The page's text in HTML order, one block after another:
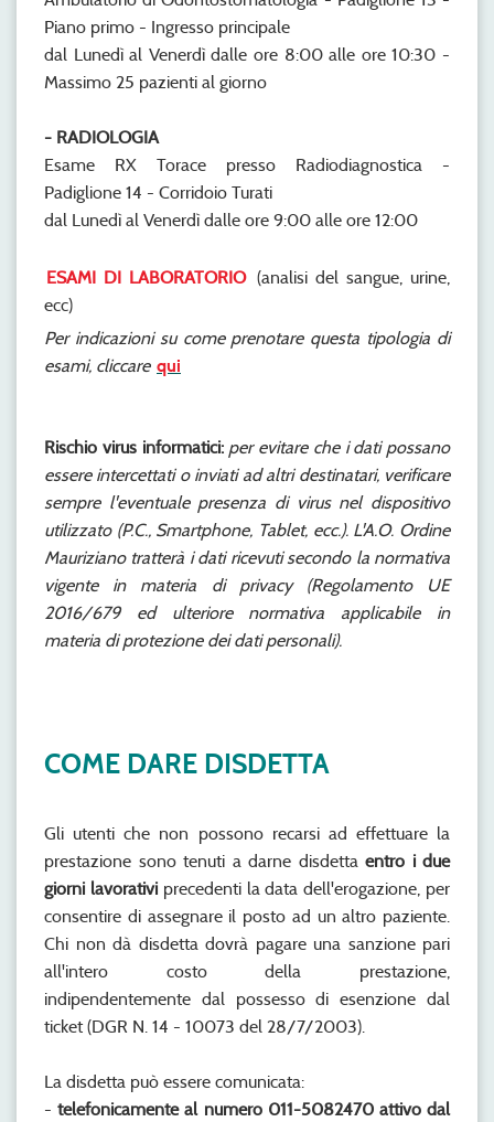
Piano primo - Ingresso principale
dal Lunedì al Venerdì dalle ore 8:00 alle ore 10:30 -
Massimo 25 pazienti al giorno
- RADIOLOGIA
Esame RX Torace presso Radiodiagnostica -
Padiglione 14 - Corridoio Turati
dal Lunedì al Venerdì dalle ore 9:00 alle ore 12:00
ESAMI DI LABORATORIO (analisi del sangue, urine,
ecc)
Per indicazioni su come prenotare questa tipologia di
esami, cliccare qui
Rischio virus informatici: per evitare che i dati possano
essere intercettati o inviati ad altri destinatari, verificare
sempre l'eventuale presenza di virus nel dispositivo
utilizzato (P.C., Smartphone, Tablet, ecc.). L'A.O. Ordine
Mauriziano tratterà i dati ricevuti secondo la normativa
vigente in materia di privacy (Regolamento UE
2016/679 ed ulteriore normativa applicabile in
materia di protezione dei dati personali).
COME DARE DISDETTA
Gli utenti che non possono recarsi ad effettuare la
prestazione sono tenuti a darne disdetta entro i due
giorni lavorativiprecedenti la data dell'erogazione, per
consentire di assegnare il posto ad un altro paziente.
Chi non dà disdetta dovrà pagare una sanzione pari
all'intero costo della prestazione,
indipendentemente dal possesso di esenzione dal
ticket (DGR N. 14 - 10073 del 28/7/2003).
La disdetta può essere comunicata:
-telefonicamente al numero 011-5082470 attivo dal